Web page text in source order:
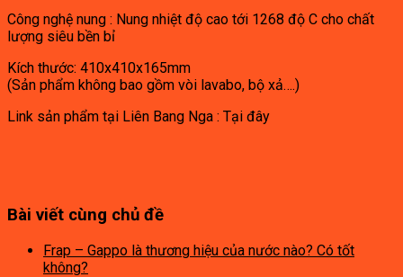
Công nghệ nung : Nung nhiệt độ cao tới 1268 độ C cho chất
lượng siêu bền bỉ
Kích thước: 410x410x165mm
(Sản phẩm không bao gồm vòi lavabo, bộ xả….)
Link sản phẩm tại Liên Bang Nga : Tại đây
Bài viết cùng chủ đề
Frap – Gappo là thương hiệu của nước nào? Có tốt
không?